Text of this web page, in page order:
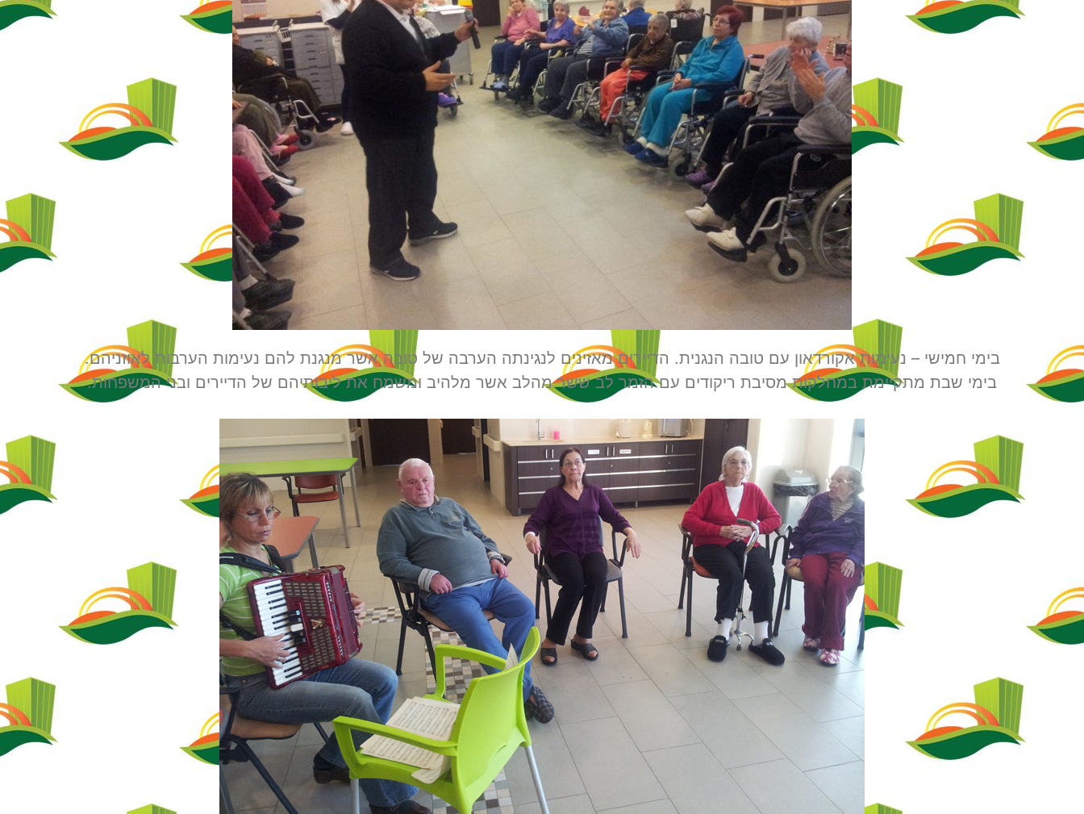
בימי חמישי – נעימות אקורדאון עם טובה הנגנית. הדיירים מאזינים לנגינתה הערבה של טובה אשר מנגנת להם נעימות הערבות לאוזניהם.
בימי שבת מתקיימת במחלקות מסיבת ריקודים עם הזמר לב ששר מהלב אשר מלהיב ומשמח את ליבותיהם של הדיירים ובני המשפחות.